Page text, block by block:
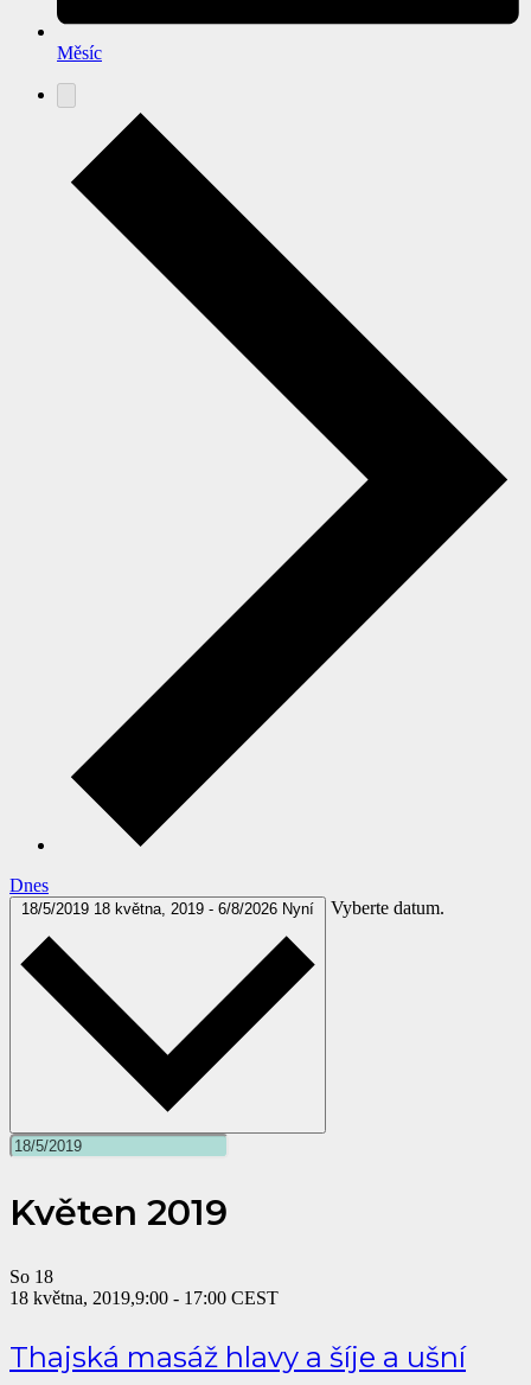
Měsíc
Dnes
18/5/2019 18 května, 2019 - 6/8/2026 Nyní Vyberte datum.
Květen 2019
So 18
18 května, 2019,9:00 - 17:00 CEST
Thajská masáž hlavy a šíje a ušní